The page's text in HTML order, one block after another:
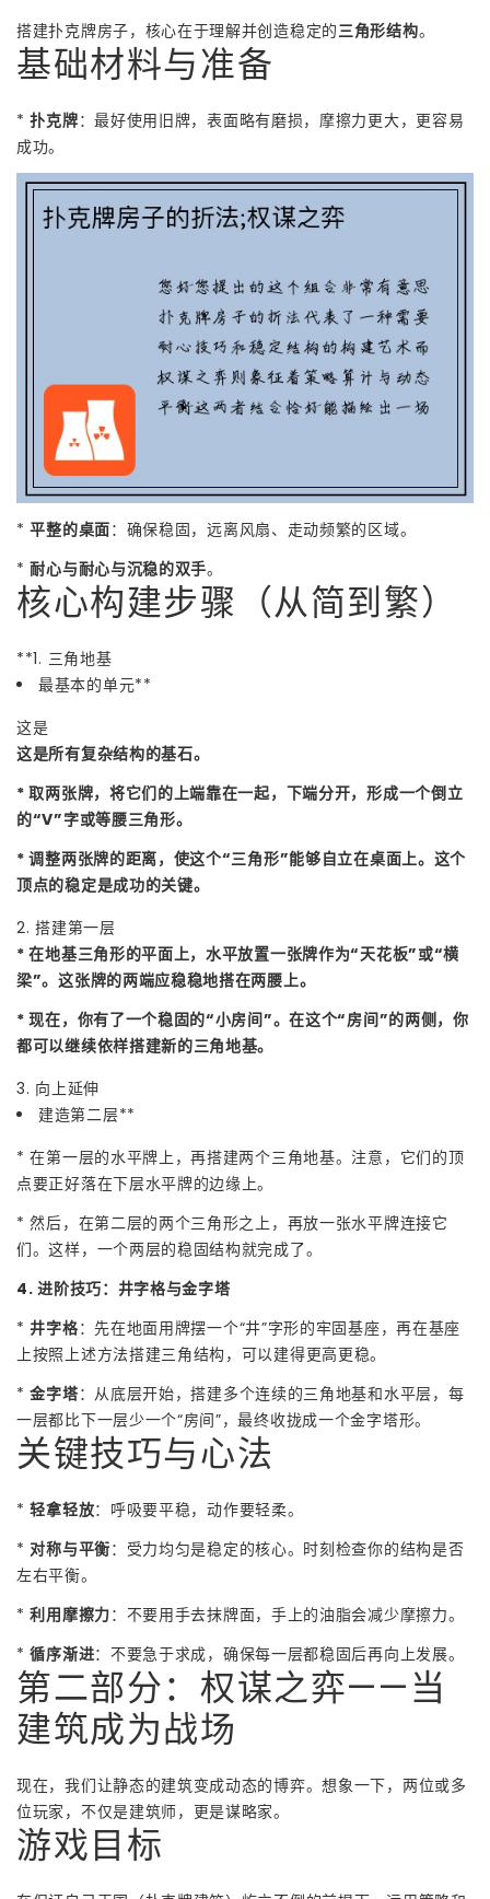
搭建扑克牌房子，核心在于理解并创造稳定的三角形结构。
基础材料与准备
*扑克牌：最好使用旧牌，表面略有磨损，摩擦力更大，更容易
成功。
*平整的桌面：确保稳固，远离风扇、走动频繁的区域。
*耐心与耐心与沉稳的双手。
核心构建步骤（从简到繁）
**1. 三角地基
最基本的单元**
这是
这是所有复杂结构的基石。
* 取两张牌，将它们的上端靠在一起，下端分开，形成一个倒立
的“V”字或等腰三角形。
* 调整两张牌的距离，使这个“三角形”能够自立在桌面上。这个
顶点的稳定是成功的关键。
2. 搭建第一层
* 在地基三角形的平面上，水平放置一张牌作为“天花板”或“横
梁”。这张牌的两端应稳稳地搭在两腰上。
* 现在，你有了一个稳固的“小房间”。在这个“房间”的两侧，你
都可以继续依样搭建新的三角地基。
3. 向上延伸
建造第二层**
* 在第一层的水平牌上，再搭建两个三角地基。注意，它们的顶
点要正好落在下层水平牌的边缘上。
* 然后，在第二层的两个三角形之上，再放一张水平牌连接它
们。这样，一个两层的稳固结构就完成了。
4. 进阶技巧：井字格与金字塔
*井字格：先在地面用牌摆一个“井”字形的牢固基座，再在基座
上按照上述方法搭建三角结构，可以建得更高更稳。
*金字塔：从底层开始，搭建多个连续的三角地基和水平层，每
一层都比下一层少一个“房间”，最终收拢成一个金字塔形。
关键技巧与心法
*轻拿轻放：呼吸要平稳，动作要轻柔。
*对称与平衡：受力均匀是稳定的核心。时刻检查你的结构是否
左右平衡。
*利用摩擦力：不要用手去抹牌面，手上的油脂会减少摩擦力。
*循序渐进：不要急于求成，确保每一层都稳固后再向上发展。
第二部分：权谋之弈——当
建筑成为战场
现在，我们让静态的建筑变成动态的博弈。想象一下，两位或多
位玩家，不仅是建筑师，更是谋略家。
游戏目标